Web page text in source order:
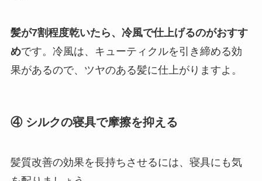
髪が7割程度乾いたら、冷風で仕上げるのがおすす
めです。冷風は、キューティクルを引き締める効
果があるので、ツヤのある髪に仕上がりますよ。
④ シルクの寝具で摩擦を抑える
髪質改善の効果を長持ちさせるには、寝具にも気